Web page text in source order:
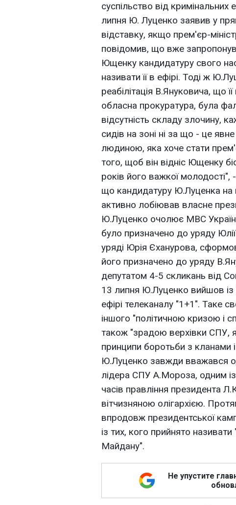
суспільство від кримінальних
липня Ю. Луценко заявив у
відставку, якщо прем'єр-
повідомив, що вже
Ющенку кандидатуру свого
називати її в ефірі. Тоді ж
реабілітація В.Януковича, що
обласна прокуратура, була
відсутність складу злочину,
сидів на зоні ні за що - це
людиною, яка хоче стати
того, щоб він відніс Ющенку
років його важкої
що кандидатуру Ю.Луценка на
активно лобіював власне
Ю.Луценко очолює МВС
було призначено до уряду
уряді Юрія Єханурова,
його призначено до уряду
депутатом 4-5 скликань від
13 липня Ю.Луценко вийшов
ефірі телеканалу "1+1". Таке
іншого "політичною кризою і
також "зрадою верхівки СПУ,
принципи боротьби з кланами
Ю.Луценко завжди вважався
лідера СПУ А.Мороза, одним із
часів правління президента
вітчизняною олігархією.
впродовж президентської
із тих, кого прийнято
Майдану".
Не упустите